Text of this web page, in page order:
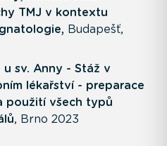
TMJ v kontextu
Budapešť,
sv. Anny - Stáž v
lékařství - preparace
použití všech typů
, Brno 2023